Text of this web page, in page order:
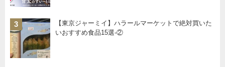
3
【東京ジャーミイ】ハラールマーケットで絶対買いた
いおすすめ食品15選-②